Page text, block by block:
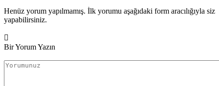
Henüz yorum yapılmamış. İlk yorumu aşağıdaki form aracılığıyla siz
yapabilirsiniz.
Bir Yorum Yazın